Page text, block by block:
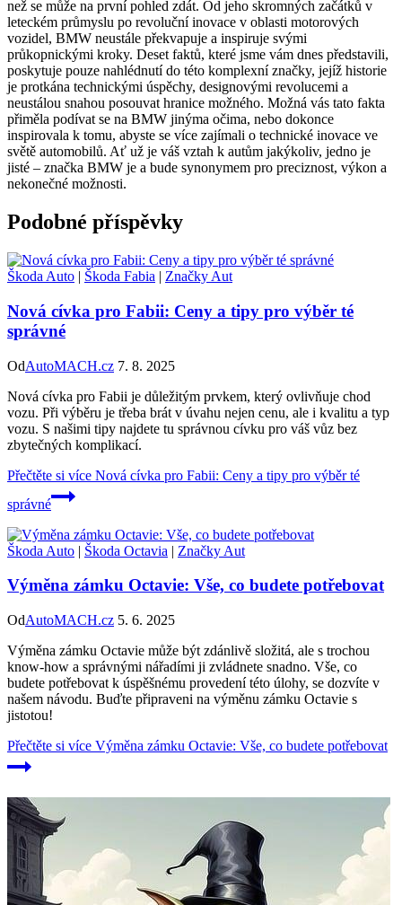
než se může na první pohled zdát. Od jeho skromných začátků v
leteckém průmyslu po revoluční inovace v oblasti motorových
vozidel, BMW neustále překvapuje a inspiruje svými
průkopnickými kroky. Deset faktů, které jsme vám dnes představili,
poskytuje pouze nahlédnutí do této komplexní značky, jejíž historie
je protkána technickými úspěchy, designovými revolucemi a
neustálou snahou posouvat hranice možného. Možná vás tato fakta
přiměla podívat se na BMW jinýma očima, nebo dokonce
inspirovala k tomu, abyste se více zajímali o technické inovace ve
světě automobilů. Ať už je váš vztah k autům jakýkoliv, jedno je
jisté – značka BMW je a bude synonymem pro preciznost, výkon a
nekonečné možnosti.
Podobné příspěvky
Škoda Auto | Škoda Fabia | Značky Aut
Nová cívka pro Fabii: Ceny a tipy pro výběr té
správné
OdAutoMACH.cz 7. 8. 2025
Nová cívka pro Fabii je důležitým prvkem, který ovlivňuje chod
vozu. Při výběru je třeba brát v úvahu nejen cenu, ale i kvalitu a typ
vozu. S našimi tipy najdete tu správnou cívku pro váš vůz bez
zbytečných komplikací.
Přečtěte si více Nová cívka pro Fabii: Ceny a tipy pro výběr té
správné
Škoda Auto | Škoda Octavia | Značky Aut
Výměna zámku Octavie: Vše, co budete potřebovat
OdAutoMACH.cz 5. 6. 2025
Výměna zámku Octavie může být zdánlivě složitá, ale s trochou
know-how a správnými nářadími ji zvládnete snadno. Vše, co
budete potřebovat k úspěšnému provedení této úlohy, se dozvíte v
našem návodu. Buďte připraveni na výměnu zámku Octavie s
jistotou!
Přečtěte si více Výměna zámku Octavie: Vše, co budete potřebovat